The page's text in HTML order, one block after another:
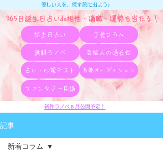
365日誕生日占いde相性・適職・​運勢も当たる！
優しい人を、探す旅に出よう♪
誕生日占い 恋愛コラム
無料ラノベ 芸能人の過去世
占い・心理テスト 芸能オーディション
ファンタジー用語
新作ラノベ８月公開予定！
記事
新着コラム